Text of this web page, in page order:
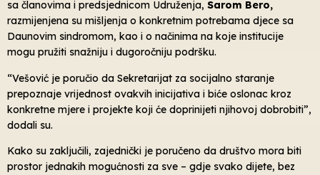
sa članovima i predsjednicom Udruženja, Sarom Bero,
razmijenjena su mišljenja o konkretnim potrebama djece sa
Daunovim sindromom, kao i o načinima na koje institucije
mogu pružiti snažniju i dugoročniju podršku.
“Vešović je poručio da Sekretarijat za socijalno staranje
prepoznaje vrijednost ovakvih inicijativa i biće oslonac kroz
konkretne mjere i projekte koji će doprinijeti njihovoj dobrobiti”,
dodali su.
Kako su zaključili, zajednički je poručeno da društvo mora biti
prostor jednakih mogućnosti za sve – gdje svako dijete, bez